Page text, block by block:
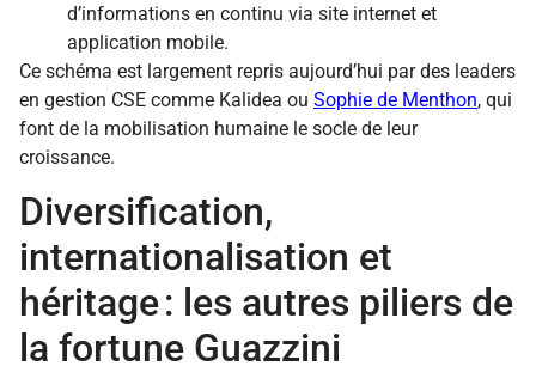
d’informations en continu via site internet et
application mobile.
Ce schéma est largement repris aujourd’hui par des leaders
en gestion CSE comme Kalidea ou Sophie de Menthon, qui
font de la mobilisation humaine le socle de leur
croissance.
Diversification,
internationalisation et
héritage : les autres piliers de
la fortune Guazzini